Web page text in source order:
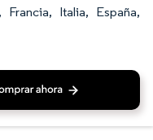
Italia, España,